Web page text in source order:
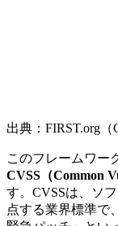
出典：FIRST.org（
このフレームワー
CVSS（Common
す。CVSSは、ソ
点する業界標準で